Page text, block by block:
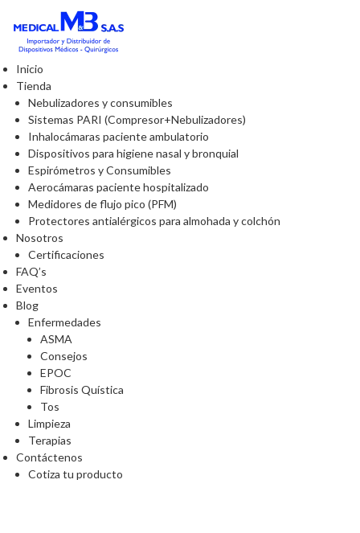
Inicio
Tienda
Nebulizadores y consumibles
Sistemas PARI (Compresor+Nebulizadores)
Inhalocámaras paciente ambulatorio
Dispositivos para higiene nasal y bronquial
Espirómetros y Consumibles
Aerocámaras paciente hospitalizado
Medidores de flujo pico (PFM)
Protectores antialérgicos para almohada y colchón
Nosotros
Certificaciones
FAQ’s
Eventos
Blog
Enfermedades
ASMA
Consejos
EPOC
Fibrosis Quística
Tos
Limpieza
Terapias
Contáctenos
Cotiza tu producto